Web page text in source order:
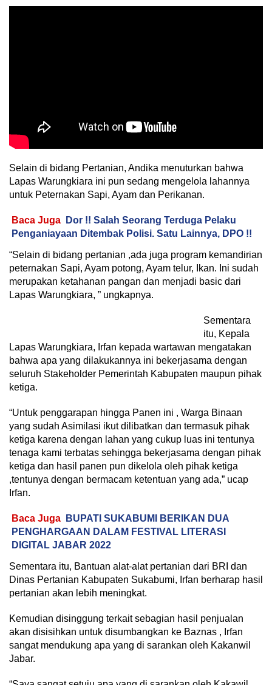
Selain di bidang Pertanian, Andika menuturkan bahwa
Lapas Warungkiara ini pun sedang mengelola lahannya
untuk Peternakan Sapi, Ayam dan Perikanan.
Baca Juga
Dor !! Salah Seorang Terduga Pelaku
Penganiayaan Ditembak Polisi. Satu Lainnya, DPO !!
“Selain di bidang pertanian ,ada juga program kemandirian
peternakan Sapi, Ayam potong, Ayam telur, Ikan. Ini sudah
merupakan ketahanan pangan dan menjadi basic dari
Lapas Warungkiara, ” ungkapnya.
Sementara
itu, Kepala
Lapas Warungkiara, Irfan kepada wartawan mengatakan
bahwa apa yang dilakukannya ini bekerjasama dengan
seluruh Stakeholder Pemerintah Kabupaten maupun pihak
ketiga.
“Untuk penggarapan hingga Panen ini , Warga Binaan
yang sudah Asimilasi ikut dilibatkan dan termasuk pihak
ketiga karena dengan lahan yang cukup luas ini tentunya
tenaga kami terbatas sehingga bekerjasama dengan pihak
ketiga dan hasil panen pun dikelola oleh pihak ketiga
,tentunya dengan bermacam ketentuan yang ada,” ucap
Irfan.
Baca Juga
BUPATI SUKABUMI BERIKAN DUA
PENGHARGAAN DALAM FESTIVAL LITERASI
DIGITAL JABAR 2022
Sementara itu, Bantuan alat-alat pertanian dari BRI dan
Dinas Pertanian Kabupaten Sukabumi, Irfan berharap hasil
pertanian akan lebih meningkat.
Kemudian disinggung terkait sebagian hasil penjualan
akan disisihkan untuk disumbangkan ke Baznas , Irfan
sangat mendukung apa yang di sarankan oleh Kakanwil
Jabar.